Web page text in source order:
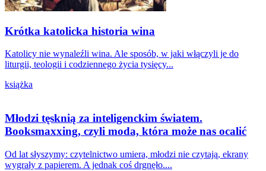
Krótka katolicka historia wina
Katolicy nie wynaleźli wina. Ale sposób, w jaki włączyli je do
liturgii, teologii i codziennego życia tysięcy...
książka
Młodzi tęsknią za inteligenckim światem.
Booksmaxxing, czyli moda, która może nas ocalić
Od lat słyszymy: czytelnictwo umiera, młodzi nie czytają, ekrany
wygrały z papierem. A jednak coś drgnęło....